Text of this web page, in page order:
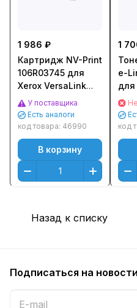
1 986 ₽
Картридж NV-Print
106R03745 для
Xerox VersaLink
C7020/ C7025/
C7030 (23600стр.)
Черный (Black)
У поставщика
Есть аналоги
код товара: 46990
В корзину
1
e-
для
код
Назад к списку
Подписаться на